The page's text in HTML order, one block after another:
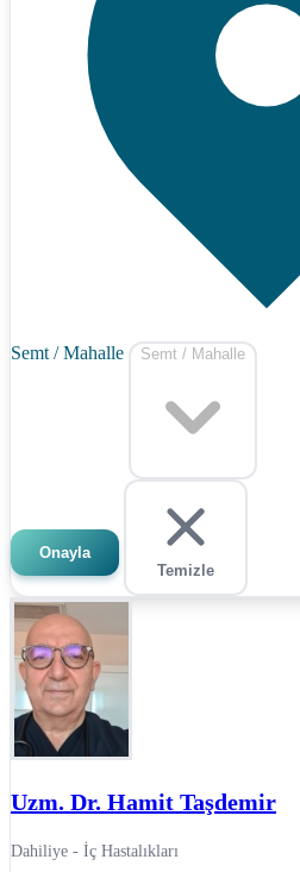
Semt / Mahalle Semt / Mahalle
Onayla
Temizle
Uzm. Dr. Hamit Taşdemir
Dahiliye - İç Hastalıkları